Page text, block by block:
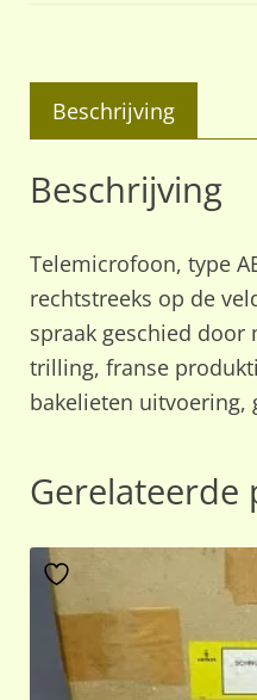
Beschrijving
Beschrijving
Telemicrofoon, type
rechtstreeks op de
spraak geschied door
trilling, franse
bakelieten uitvoering,
Gerelateerde